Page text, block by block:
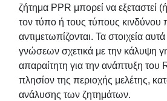
ζήτημα PPR μπορεί να εξεταστεί
τον τύπο ή τους τύπους κινδύνου
αντιμετωπίζονται. Τα στοιχεία
γνώσεων σχετικά με την κάλυψη
απαραίτητη για την ανάπτυξη του
πλησίον της περιοχής μελέτης,
ανάλυσης των ζητημάτων.